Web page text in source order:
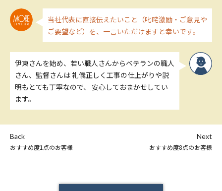
当社代表に直接伝えたいこと（叱咤激励・ご意見や
ご要望など）を、一言いただけますと幸いです。
伊東さんを始め、若い職人さんからベテランの職人
さん、監督さんは 礼儀正しく工事の仕上がりや説
明もとても丁寧なので、 安心しておまかせしてい
ます。
Back
おすすめ度1点のお客様
Next
おすすめ度8点のお客様